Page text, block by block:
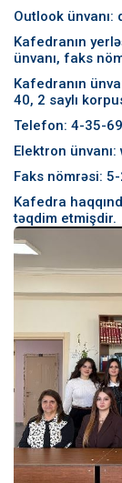
Outlook ünvanı:
Kafedranın
ünvanı, faks
Kafedranın
40, 2 saylı
Telefon: 4-35-
Elektron ünvanı:
Faks nömrəsi:
Kafedra
təqdim etmişdir.